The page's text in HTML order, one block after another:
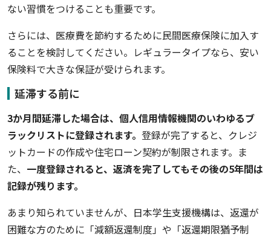
ない習慣をつけることも重要です。
さらには、医療費を節約するために民間医療保険に加入す
ることを検討してください。レギュラータイプなら、安い
保険料で大きな保証が受けられます。
延滞する前に
3か月間延滞した場合は、個人信用情報機関のいわゆるブ
ラックリストに登録されます。 登録が完了すると、クレジ
ットカードの作成や住宅ローン契約が制限されます。ま
た、 一度登録されると、返済を完了してもその後の5年間は
記録が残ります。
あまり知られていませんが、日本学生支援機構は、返還が
困難な方のために「減額返還制度」や「返還期限猶予制